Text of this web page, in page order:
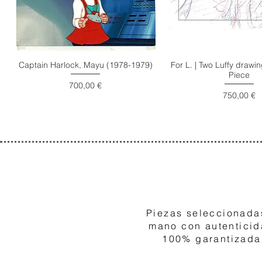
Captain Harlock, Mayu (1978-1979)
Precio
700,00 €
For L. | Two Luffy
Piece
Precio
750,00 €
Piezas
mano con
100% garantizada